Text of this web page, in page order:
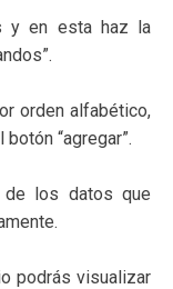
y en esta haz la
orden alfabético,
“agregar”.
de los datos que
podrás visualizar